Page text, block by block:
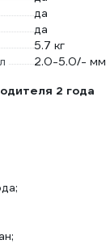
да
да
5.7 кг
2.0-5.0/- мм
2 года